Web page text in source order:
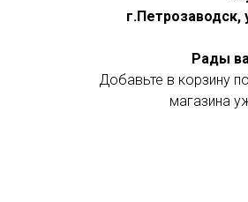
г.Петрозаводск,
Рады
Добавьте в корзину
магазина